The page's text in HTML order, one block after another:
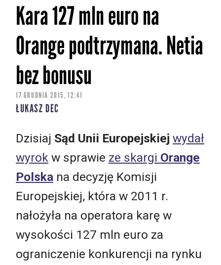
Kara 127 mln euro na
Orange podtrzymana. Netia
bez bonusu
17 GRUDNIA 2015, 12:41
ŁUKASZ DEC
Dzisiaj Sąd Unii Europejskiej wydał
wyrok w sprawie ze skargi Orange
Polska na decyzję Komisji
Europejskiej, która w 2011 r.
nałożyła na operatora karę w
wysokości 127 mln euro za
ograniczenie konkurencji na rynku